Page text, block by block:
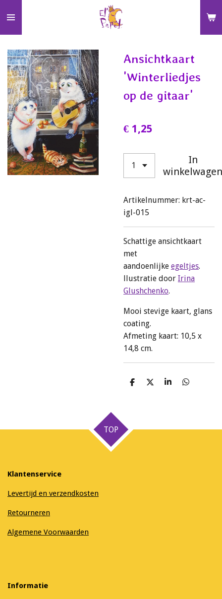
direct
naar
de
hoofdinhoud
Ansichtkaart
'Winterliedjes
op de gitaar'
€ 1,25
In
winkelwagen
Artikelnummer: krt-ac-
igl-015
Schattige ansichtkaart
met
aandoenlijke egeltjes.
llustratie door Irina
Glushchenko.
Mooi stevige kaart, glans
coating.
Afmeting kaart: 10,5 x
14,8 cm.
D
D
S
D
TOP
Klantenservice
Levertijd en verzendkosten
Retourneren
Algemene Voorwaarden
Informatie